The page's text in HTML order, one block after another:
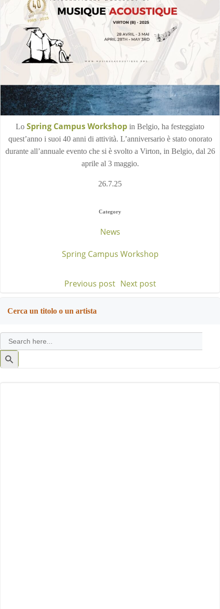
Lo Spring Campus Workshop in Belgio, ha festeggiato
quest’anno i suoi 40 anni di attività. L’anniversario è stato onorato
durante all’annuale evento che si è svolto a Virton, in Belgio, dal 26
aprile al 3 maggio.
26.7.25
Category
News
Spring Campus Workshop
Post
navigation
Previous post Post
Next post
Cerca un titolo o un artista
Search
for:
Search
Button